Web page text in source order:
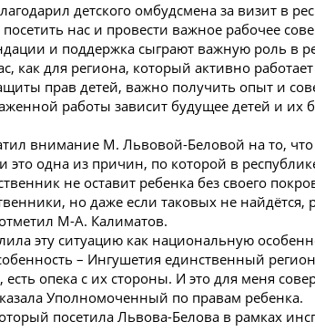
детского омбудсмена за визит в
нас и провести важное рабочее
и поддержка сыграют важную роль в
как для региона, который активно
прав детей, важно получить опыт и
работы зависит будущее детей и их
внимание М. Львовой-Беловой на то,
одна из причин, по которой в
не оставит ребенка без своего
но даже если таковых не найдётся,
М-А. Калиматов.
эту ситуацию как национальную
– Ингушетия единственный
есть опека с их стороны. И это для меня
Уполномоченный по правам ребенка.
посетила Львова-Белова в рамках